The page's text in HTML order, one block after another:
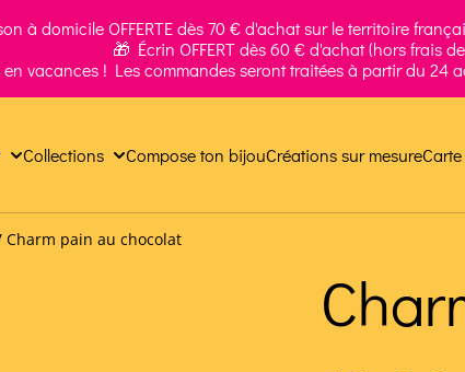
à domicile OFFERTE dès 70 € d'achat sur le territoire
🎁 Écrin OFFERT dès 60 € d'achat (hors frais
en vacances ! Les commandes seront traitées à partir du 24
Collections Compose ton bijouCréations sur mesure
Charm pain au chocolat